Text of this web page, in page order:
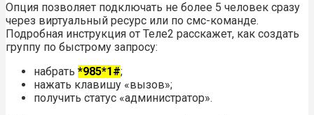
Опция позволяет подключать не более 5 человек сразу
через виртуальный ресурс или по смс-команде.
Подробная инструкция от Теле2 расскажет, как создать
группу по быстрому запросу:
набрать *985*1#;
нажать клавишу «вызов»;
получить статус «администратор».